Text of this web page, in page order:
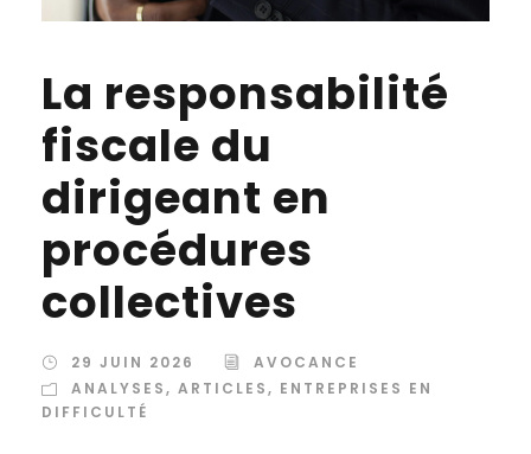
La responsabilité
fiscale du
dirigeant en
procédures
collectives
29 JUIN 2026
AVOCANCE
ANALYSES, ARTICLES, ENTREPRISES EN
DIFFICULTÉ